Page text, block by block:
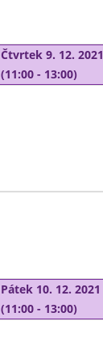
Čtvrtek 9. 12. 2021
(11:00 - 13:00)
Pátek 10. 12. 2021
(11:00 - 13:00)